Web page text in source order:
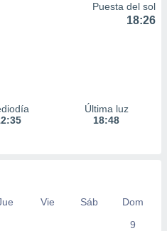
Puesta del sol
18:26
Última luz
18:48
Vie Sáb
Dom
9